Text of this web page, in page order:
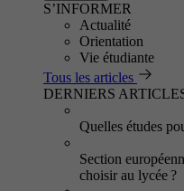
S’INFORMER
Actualité
Orientation
Vie étudiante
Tous les articles
DERNIERS
Quelles études
Section
choisir au lycée ?